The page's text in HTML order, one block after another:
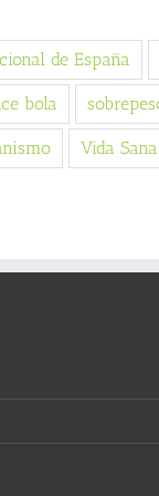
de España
bola
Vida Sana